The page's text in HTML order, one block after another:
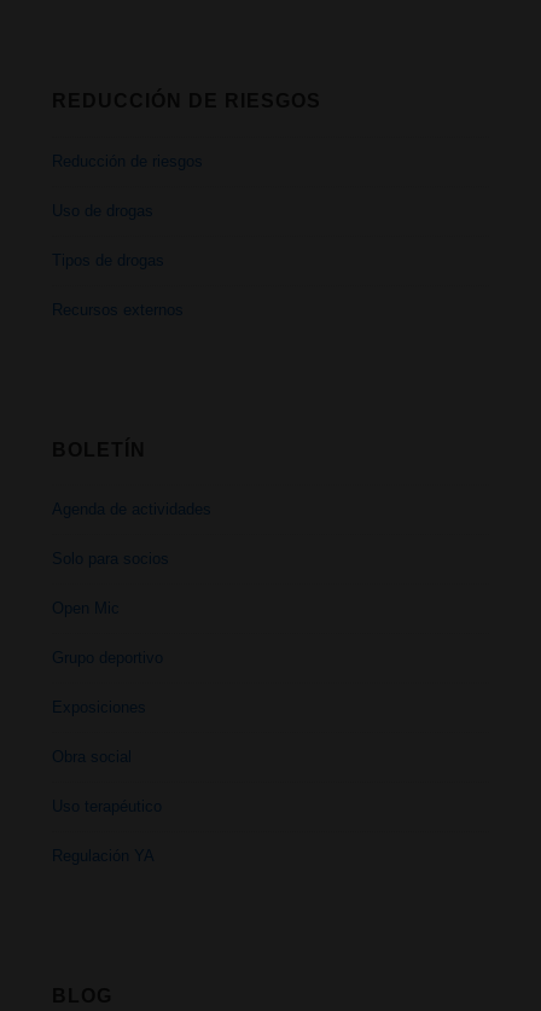
Reducción de riesgos
Uso de drogas
Tipos de drogas
Recursos externos
Agenda de actividades
Solo para socios
Open Mic
Grupo deportivo
Exposiciones
Obra social
Uso terapéutico
Regulación YA